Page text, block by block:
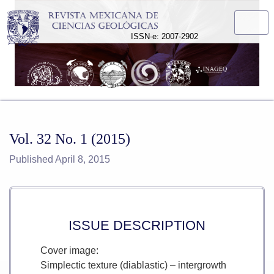
ISSN-e: 2007-2902
Vol. 32 No. 1 (2015)
Published April 8, 2015
ISSUE DESCRIPTION
Cover image:
Simplectic texture (diablastic) – intergrowth